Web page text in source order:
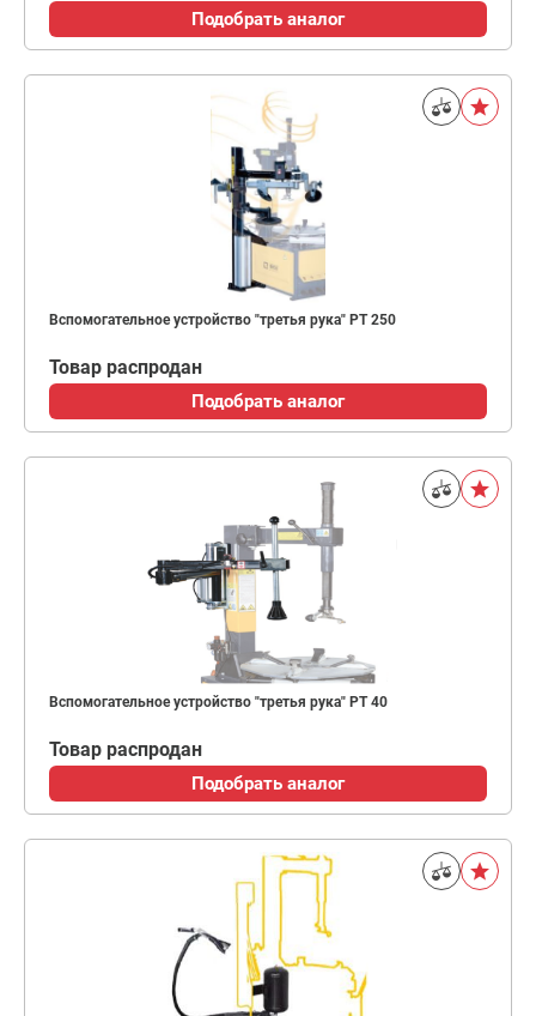
Подобрать аналог
Вспомогательное устройство "третья рука" PT 250
Товар распродан
Подобрать аналог
Вспомогательное устройство "третья рука" PT 40
Товар распродан
Подобрать аналог